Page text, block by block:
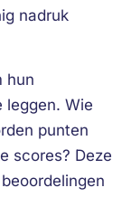
nadruk
hun
leggen. Wie
punten
scores? Deze